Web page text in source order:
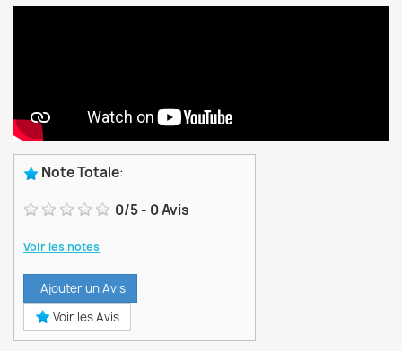
Note Totale:
0/5- 0Avis
Voir les notes
Ajouter un Avis
Voir les Avis